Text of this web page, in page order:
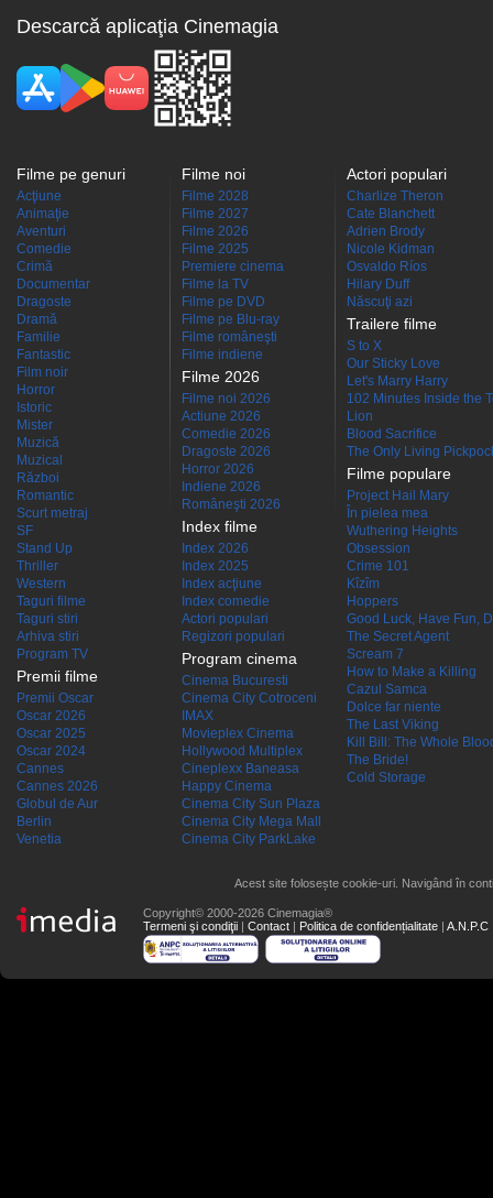
Descarcă aplicaţia Cinemagia
Filme pe genuri
Acţiune
Animaţie
Aventuri
Comedie
Crimă
Documentar
Dragoste
Dramă
Familie
Fantastic
Film noir
Horror
Istoric
Mister
Muzică
Muzical
Război
Romantic
Scurt metraj
SF
Stand Up
Thriller
Western
Taguri filme
Taguri stiri
Arhiva stiri
Program TV
Premii filme
Premii Oscar
Oscar 2026
Oscar 2025
Oscar 2024
Cannes
Cannes 2026
Globul de Aur
Berlin
Venetia
Filme noi
Filme 2028
Filme 2027
Filme 2026
Filme 2025
Premiere cinema
Filme la TV
Filme pe DVD
Filme pe Blu-ray
Filme româneşti
Filme indiene
Filme 2026
Filme noi 2026
Actiune 2026
Comedie 2026
Dragoste 2026
Horror 2026
Indiene 2026
Româneşti 2026
Index filme
Index 2026
Index 2025
Index acţiune
Index comedie
Actori populari
Regizori populari
Program cinema
Cinema Bucuresti
Cinema City Cotroceni
IMAX
Movieplex Cinema
Hollywood Multiplex
Cineplexx Baneasa
Happy Cinema
Cinema City Sun Plaza
Cinema City Mega Mall
Cinema City ParkLake
Actori populari
Charlize Theron
Cate Blanchett
Adrien Brody
Nicole Kidman
Osvaldo Ríos
Hilary Duff
Născuţi azi
Trailere filme
S to X
Our Sticky Love
Let's Marry Harry
102 Minutes Inside the
Lion
Blood Sacrifice
The Only Living
Filme populare
Project Hail Mary
În pielea mea
Wuthering Heights
Obsession
Crime 101
Kîzîm
Hoppers
Good Luck, Have Fun,
The Secret Agent
Scream 7
How to Make a Killing
Cazul Samca
Dolce far niente
The Last Viking
Kill Bill: The Whole
The Bride!
Cold Storage
Acest site folosește cookie-uri. Navigând în
Copyright© 2000-2026 Cinemagia®
Termeni şi condiţii | Contact | Politica de confidențialitate | A.N.P.C